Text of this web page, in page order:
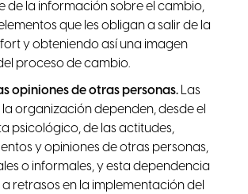
de la información sobre el cambio,
que les obligan a salir de la
y obteniendo así una imagen
proceso de cambio.
opiniones de otras personas. Las
organización dependen, desde el
psicológico, de las actitudes,
y opiniones de otras personas,
o informales, y esta dependencia
retrasos en la implementación del